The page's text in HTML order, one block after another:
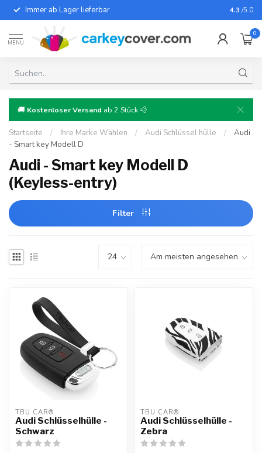
Immer ab Lager lieferbar Für fast
4.3 /5.0
MENU
0
🚚 Kostenloser Versand ab 2 Stück 💨
Startseite / Ihre Marke Wählen / Audi Schlüssel hülle /
Audi
- Smart key Modell D
Audi - Smart key Modell D
(Keyless-entry)
Filter
TBU CAR®
Audi Schlüsselhülle -
Schwarz
TBU CAR®
Audi Schlüsselhülle -
Zebra